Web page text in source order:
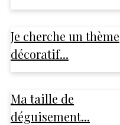
Je cherche un thème
décoratif...
Ma taille de
déguisement...